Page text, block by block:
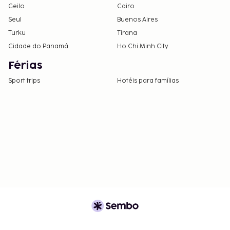
Geilo
Cairo
Seul
Buenos Aires
Turku
Tirana
Cidade do Panamá
Ho Chi Minh City
Férias
Sport trips Hotéis para famílias